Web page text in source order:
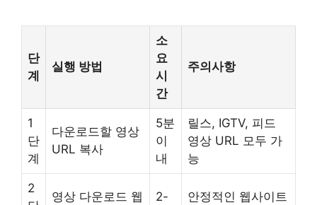
단
계
실행 방법
소
요
시
간
주의사항
1
단
계
다운로드할 영상
URL 복사
5분
이
내
릴스, IGTV, 피드
영상 URL 모두 가
능
2
영상 다운로드 웹 2- 안정적인 웹사이트